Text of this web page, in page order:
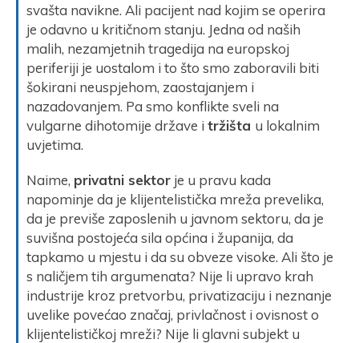
svašta navikne. Ali pacijent nad kojim se operira
je odavno u kritičnom stanju. Jedna od naših
malih, nezamjetnih tragedija na europskoj
periferiji je uostalom i to što smo zaboravili biti
šokirani neuspjehom, zaostajanjem i
nazadovanjem. Pa smo konflikte sveli na
vulgarne dihotomije države i tržišta u lokalnim
uvjetima.
Naime, privatni sektor je u pravu kada
napominje da je klijentelistička mreža prevelika,
da je previše zaposlenih u javnom sektoru, da je
suvišna postojeća sila općina i županija, da
tapkamo u mjestu i da su obveze visoke. Ali što je
s naličjem tih argumenata? Nije li upravo krah
industrije kroz pretvorbu, privatizaciju i neznanje
uvelike povećao značaj, privlačnost i ovisnost o
klijentelističkoj mreži? Nije li glavni subjekt u